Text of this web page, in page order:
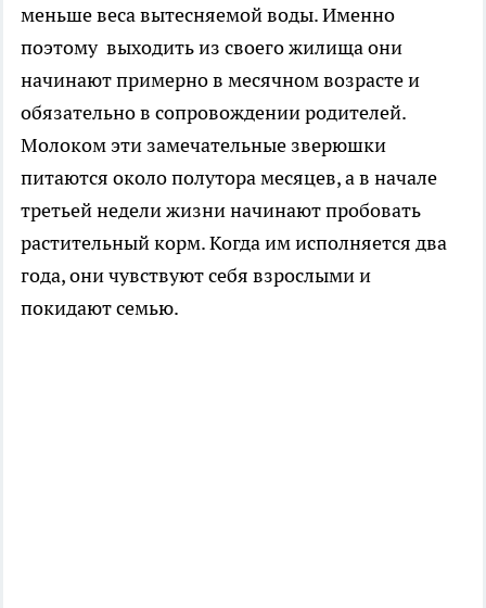
меньше веса вытесняемой воды. Именно
поэтому выходить из своего жилища они
начинают примерно в месячном возрасте и
обязательно в сопровождении родителей.
Молоком эти замечательные зверюшки
питаются около полутора месяцев, а в начале
третьей недели жизни начинают пробовать
растительный корм. Когда им исполняется два
года, они чувствуют себя взрослыми и
покидают семью.